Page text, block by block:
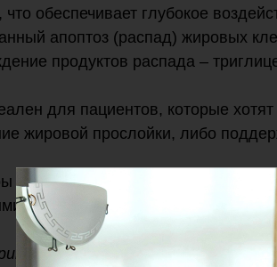
что обеспечивает глубокое
апоптоз (распад) жировых
продуктов распада –
для пациентов, которые
жировой прослойки, либо
помогут отсрочить хирургическое
жировыми отложениями – и
необходима консультация